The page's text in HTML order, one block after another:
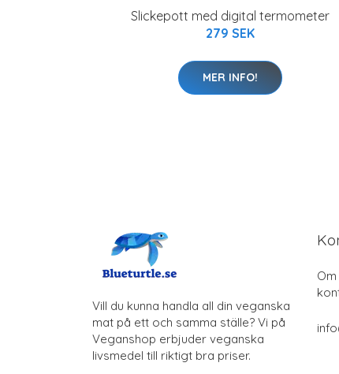
Slickepott med digital termometer
279 SEK
MER INFO!
Vill du kunna handla all din veganska
mat på ett och samma ställe? Vi på
Veganshop erbjuder veganska
livsmedel till riktigt bra priser.